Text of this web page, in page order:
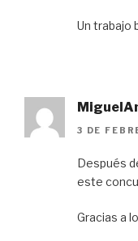
Un trabajo
3 DE
Después
este
Gracias a